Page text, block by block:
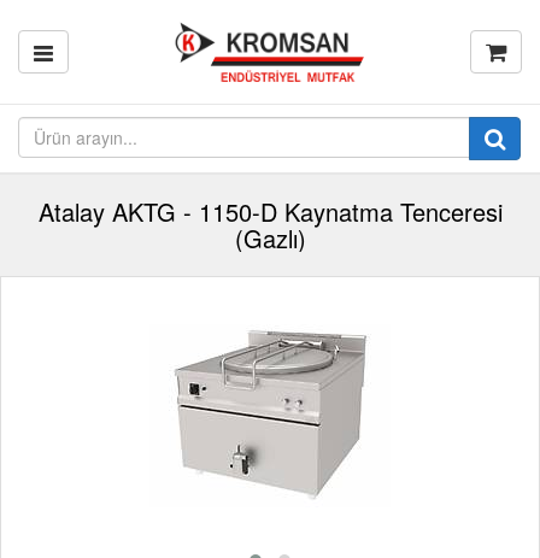
Atalay AKTG - 1150-D Kaynatma Tenceresi
(Gazlı)